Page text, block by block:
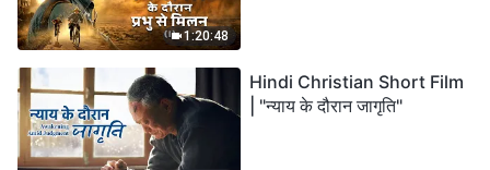
1:20:48
Hindi Christian Short Film
| "न्याय के दौरान जागृति"